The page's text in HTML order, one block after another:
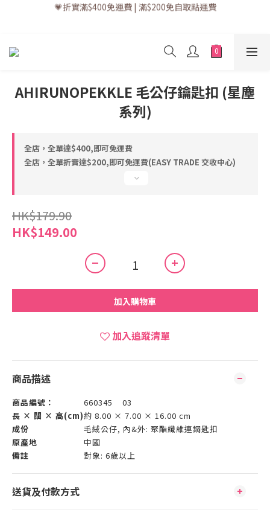
💗訂單一般送貨時間為3至5個工作天 (星期六、日及公眾假期並非
💗折實滿$400免運費 | 滿$200免自取點運費
AHIRUNOPEKKLE 毛公仔鑰匙扣 (星塵
系列)
全店，全單達$400,即可免運費
全店，全單折實達$200,即可免運費(EASY TRADE 交收中心)
HK$179.90
HK$149.00
加入購物車
加入追蹤清單
商品描述
商品編號：
660345 03
長 × 闊 × 高(cm)約 8.00 × 7.00 × 16.00 cm
成份
毛絨公仔, 內&外: 聚酯纖維連鋼匙扣
原產地
中國
備註
對象: 6歲以上
送貨及付款方式